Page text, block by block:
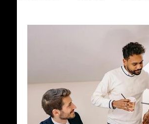
desenvolvimento profissional
Telemarketing